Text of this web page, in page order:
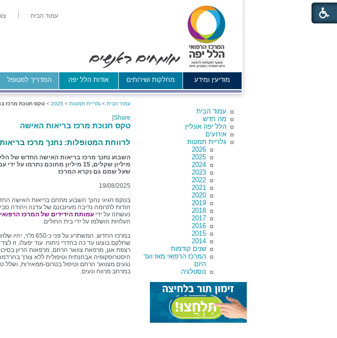
עמוד הבית
מודיעין ומידע מחלקות ושירותים אודות הלל יפה המדריך למטופל
עמוד הבית
מה חדש
הלל יפה אונליין
אירועים
גלריית תמונות
2026
2025
2024
2023
2022
2021
2020
2019
2018
2017
2016
2015
2014
שנים קודמות
המרכז הרפואי מאז ועד
היום
נוסטלגיה
עמוד הבית > גלריית תמונות >
2025
> טקס חנוכת מרכז
Share
טקס חנוכת מרכז בריאות האישה
לרווחת המטופלות: נחנך מרכז
מיליון שקלים, 15 מיליון מתוכם
שעל שמם גם נקרא המרכז
19/08/2025
בטקס חגיגי נחנך השבוע מתחם בריאות האישה
הודות לתרומה נדיבה מעיזבונם של עדנה ויהודה
נעשתה על ידי עמותת הידידים של המרכז
העלויות הושלמו על ידי בית החולים.
במרכז החדש,
שחלקם בוצעו עד כה בחדרי ניתוח. עוד יפעלו, זו לצד
רצפת אגן, מרפאת צוואר הרחם, מרפאות הריון בסיכון
היסטרוסקופיה אבחנתית וטיפולית ללא צורך
נגעים מצוואר הרחם וטיפול בטרום-ממאירות, ושלל
במרחב מרווח ונעים.